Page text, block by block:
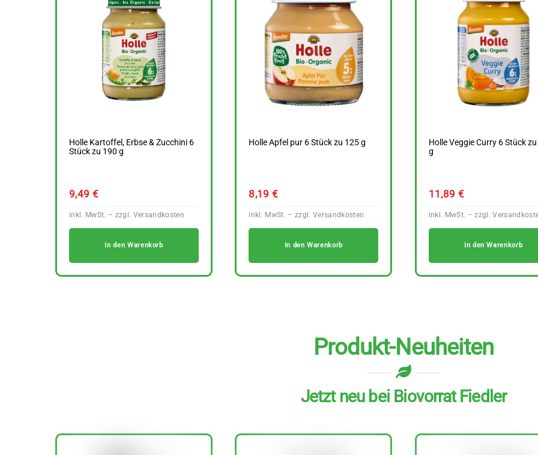
Holle Kartoffel, Erbse & Zucchini 6
Stück zu 190 g
9,49 €
In den Warenkorb
Holle Apfel pur 6 Stück zu 125 g
8,19 €
In den Warenkorb
Holle Veggie Curry 6 Stück
g
11,89 €
In den Warenkorb
Produkt-Neuheiten
Jetzt neu bei Biovorrat Fiedler